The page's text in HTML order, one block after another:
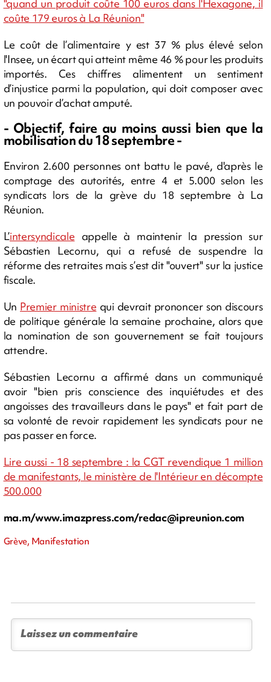
"quand un produit coûte 100 euros dans l'Hexagone, il
coûte 179 euros à La Réunion"
Le coût de l’alimentaire y est 37 % plus élevé selon
l'Insee, un écart qui atteint même 46 % pour les produits
importés. Ces chiffres alimentent un sentiment
d’injustice parmi la population, qui doit composer avec
un pouvoir d’achat amputé.
- Objectif, faire au moins aussi bien que la
mobilisation du 18 septembre -
Environ 2.600 personnes ont battu le pavé, d'après le
comptage des autorités, entre 4 et 5.000 selon les
syndicats lors de la grève du 18 septembre à La
Réunion.
L’intersyndicale appelle à maintenir la pression sur
Sébastien Lecornu, qui a refusé de suspendre la
réforme des retraites mais s’est dit "ouvert" sur la justice
fiscale.
Un Premier ministre qui devrait prononcer son discours
de politique générale la semaine prochaine, alors que
la nomination de son gouvernement se fait toujours
attendre.
Sébastien Lecornu a affirmé dans un communiqué
avoir "bien pris conscience des inquiétudes et des
angoisses des travailleurs dans le pays" et fait part de
sa volonté de revoir rapidement les syndicats pour ne
pas passer en force.
Lire aussi - 18 septembre : la CGT revendique 1 million
de manifestants, le ministère de l'Intérieur en décompte
500.000
ma.m/www.imazpress.com/redac@ipreunion.com
Grève, Manifestation